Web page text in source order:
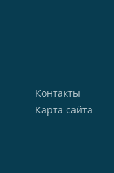
Контакты
Карта сайта